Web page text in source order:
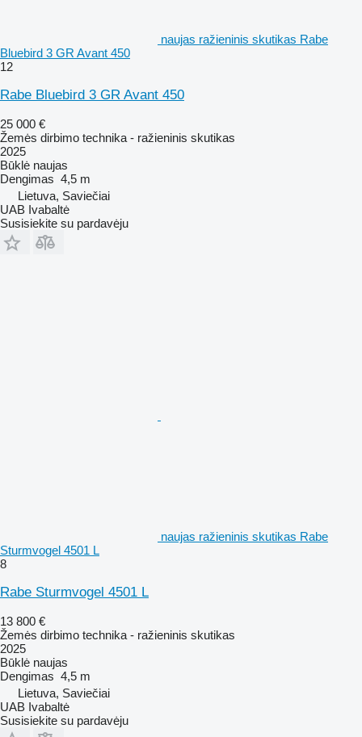
naujas ražieninis skutikas Rabe
Bluebird 3 GR Avant 450
12
Rabe Bluebird 3 GR Avant 450
25 000 €
Žemės dirbimo technika - ražieninis skutikas
2025
Būklė naujas
Dengimas 4,5 m
Lietuva, Saviečiai
UAB Ivabaltė
Susisiekite su pardavėju
naujas ražieninis skutikas Rabe
Sturmvogel 4501 L
8
Rabe Sturmvogel 4501 L
13 800 €
Žemės dirbimo technika - ražieninis skutikas
2025
Būklė naujas
Dengimas 4,5 m
Lietuva, Saviečiai
UAB Ivabaltė
Susisiekite su pardavėju